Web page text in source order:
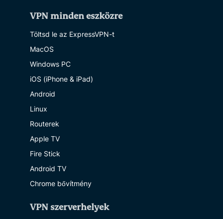
VPN minden eszközre
Töltsd le az ExpressVPN-t
MacOS
Windows PC
iOS (iPhone & iPad)
Android
Linux
Routerek
Apple TV
Fire Stick
Android TV
Chrome bővítmény
VPN szerverhelyek